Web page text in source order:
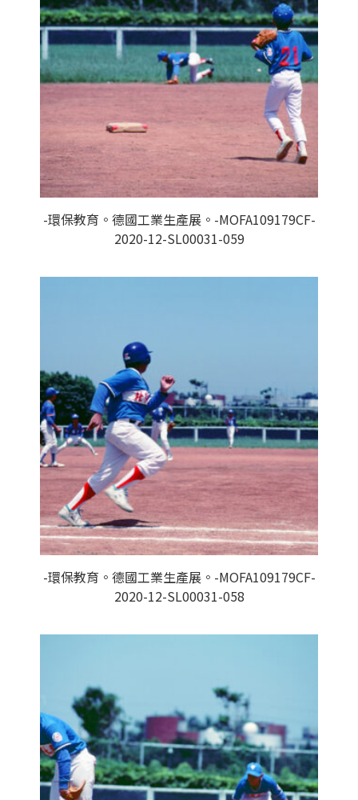
-環保教育。德國工業生產展。-MOFA109179CF-
2020-12-SL00031-059
-環保教育。德國工業生產展。-MOFA109179CF-
2020-12-SL00031-058